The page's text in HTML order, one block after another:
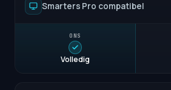
Smarters Pro compatibel
Volledig